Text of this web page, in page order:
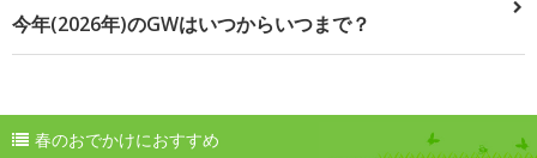
今年(2026年)のGWはいつからいつまで？
春のおでかけにおすすめ